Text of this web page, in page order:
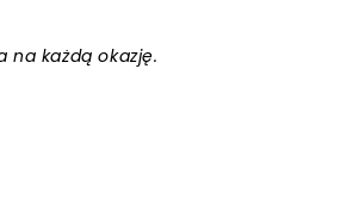
na każdą okazję.